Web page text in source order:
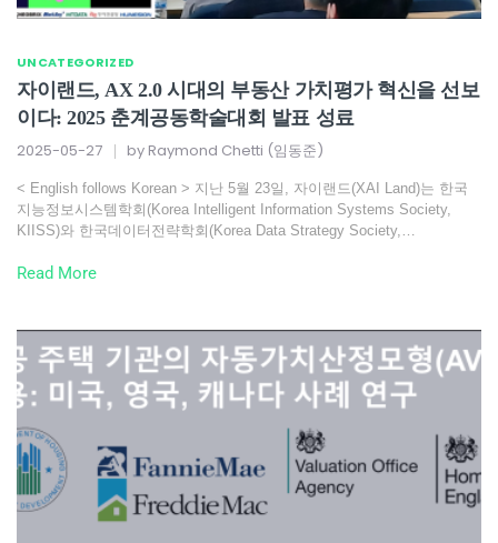
UNCATEGORIZED
자이랜드, AX 2.0 시대의 부동산 가치평가 혁신을 선보
이다: 2025 춘계공동학술대회 발표 성료
2025-05-27 by Raymond Chetti (임동준)
< English follows Korean > 지난 5월 23일, 자이랜드(XAI Land)는 한국
지능정보시스템학회(Korea Intelligent Information Systems Society,
KIISS)와 한국데이터전략학회(Korea Data Strategy Society,…
Read More